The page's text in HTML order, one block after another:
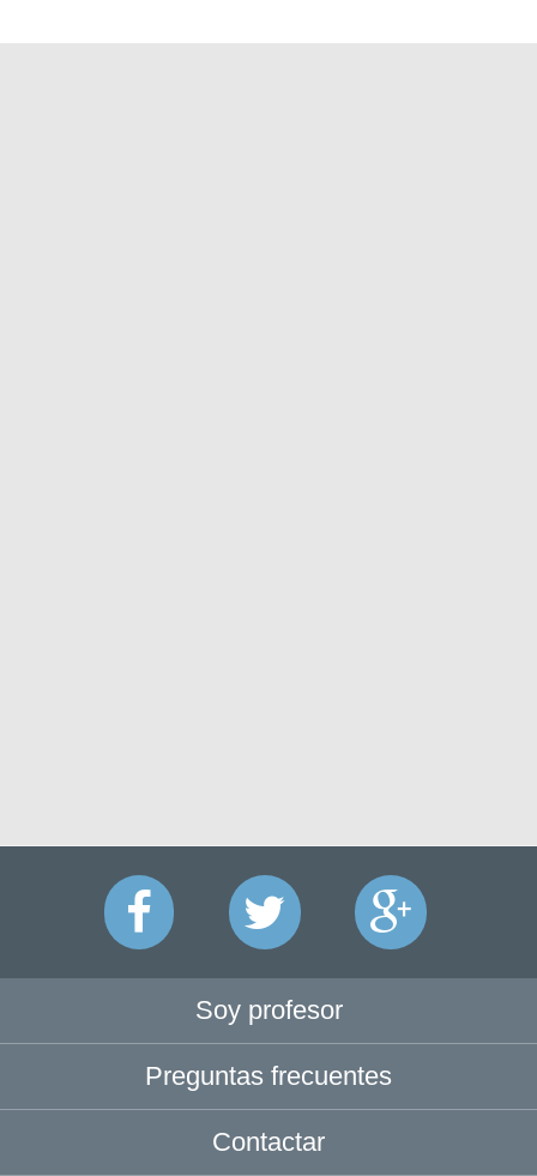
Soy profesor
Preguntas frecuentes
Contactar